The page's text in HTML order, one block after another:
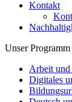
Kontakt
Unser Programm
Arbeit
Digitales